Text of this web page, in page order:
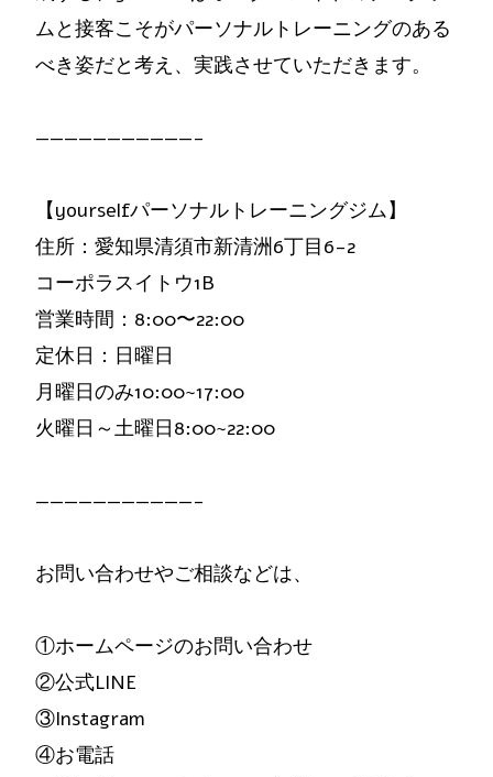
ムと接客こそがパーソナルトレーニングのある
べき姿だと考え、実践させていただきます。
———————————-
【yourselfパーソナルトレーニングジム】
住所：愛知県清須市新清洲6丁目6-2
コーポラスイトウ1B
営業時間：8:00〜22:00
定休日：日曜日
月曜日のみ10:00~17:00
火曜日～土曜日8:00~22:00
———————————-
お問い合わせやご相談などは、
①ホームページのお問い合わせ
②公式LINE
③Instagram
④お電話